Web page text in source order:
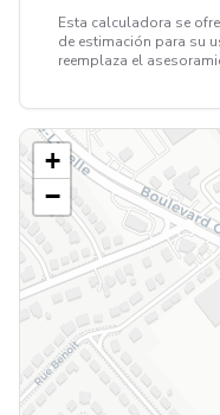
Esta calculadora se
de estimación para su
reemplaza el
+
−